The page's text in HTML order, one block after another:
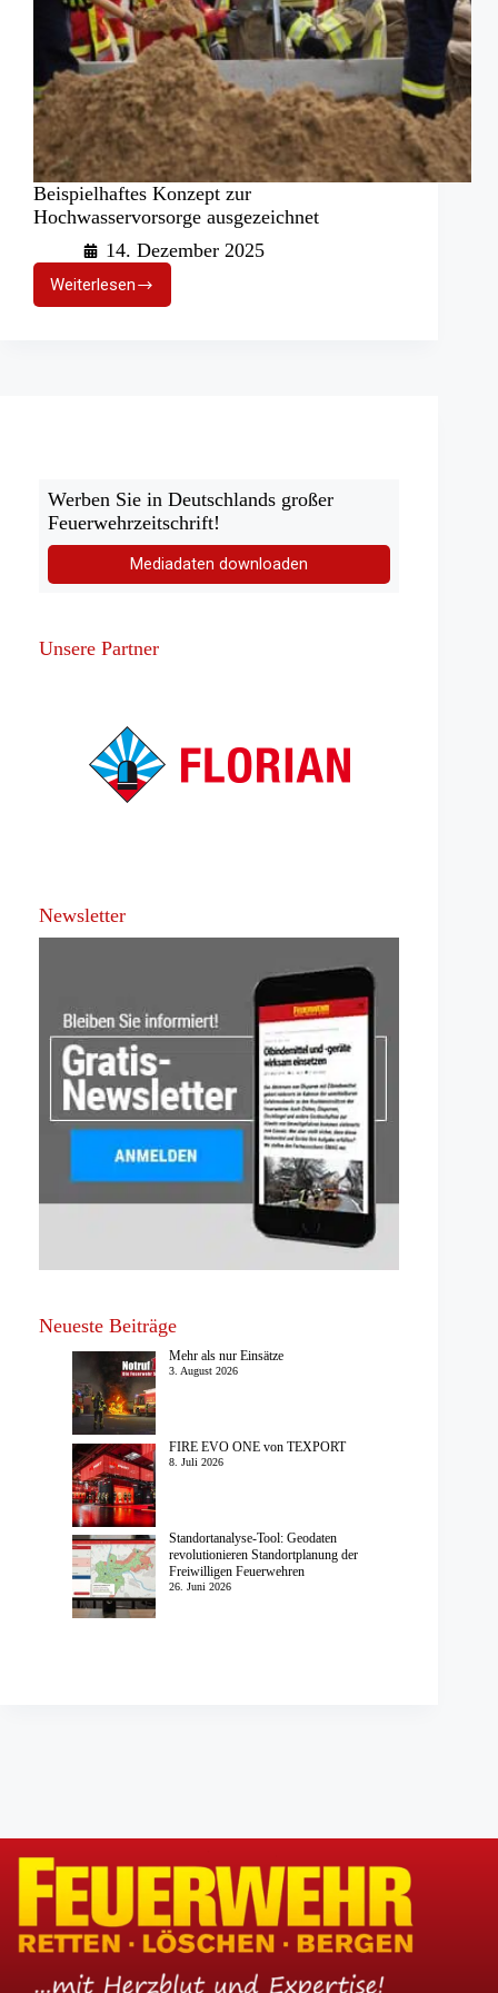
Beispielhaftes Konzept zur
Hochwasservorsorge ausgezeichnet
14. Dezember 2025
WeiterlesenBeispielhaftes
Konzept
Werben Sie in Deutschlands großer
Feuerwehrzeitschrift!
Mediadaten downloaden
Unsere Partner
Newsletter
Neueste Beiträge
Mehr als nur Einsätze
3. August 2026
FIRE EVO ONE von TEXPORT
8. Juli 2026
Standortanalyse-Tool: Geodaten
revolutionieren Standortplanung der
Freiwilligen Feuerwehren
26. Juni 2026